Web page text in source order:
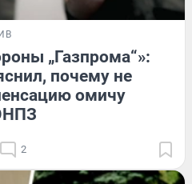
„Газпрома“»:
почему не
омичу
2